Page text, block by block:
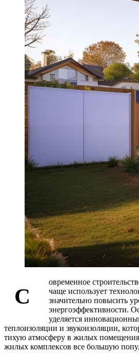
С
овременное
чаще использует
значительно повысить
энергоэффективности.
уделяется
теплоизоляции и звукоизоляции,
тихую атмосферу в жилых
жилых комплексов все большую